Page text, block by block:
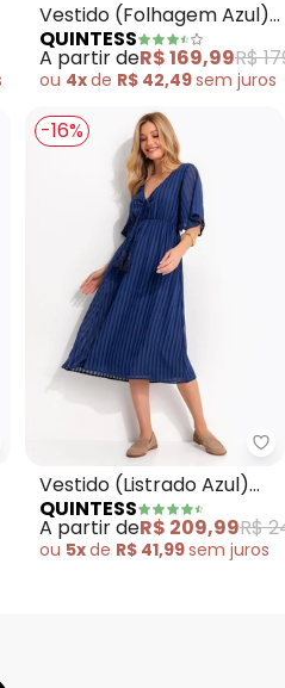
Vestido (Folhagem Azul)
em Malha de Viscose
QUINTESS
A partir deR$ 169,99R$
ou 4xde R$ 42,49sem juros
- Vestido Cinza Claro
-16%
Vestido (Listrado Azul)
Voil de Poliéster
QUINTESS
A partir deR$ 209,99R$
ou 5xde R$ 41,99sem juros